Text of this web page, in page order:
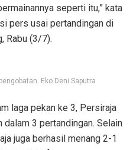
seperti itu,” kata
pers usai pertandingan di
Rabu (3/7).
Eko Deni Saputra
laga pekan ke 3, Persiraja
3 pertandingan. Selain
juga berhasil menang 2-1